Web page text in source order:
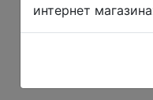
интернет